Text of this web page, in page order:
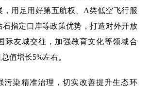
，用足用好第五航权、A类低空飞行服
石指定口岸等政策优势，打造对外开放
际友城交往，加强教育文化等领域合
值增长5%左右。
污染精准治理，切实改善提升生态环